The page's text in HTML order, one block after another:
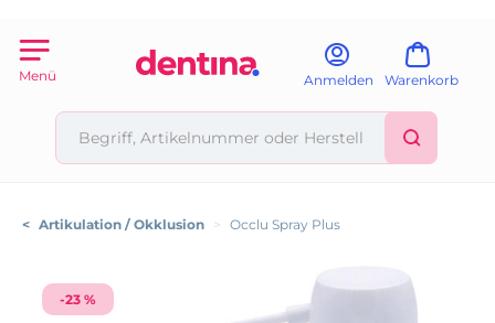
Menü Anmelden Warenkorb
< Artikulation / Okklusion > Occlu Spray Plus
-23 %